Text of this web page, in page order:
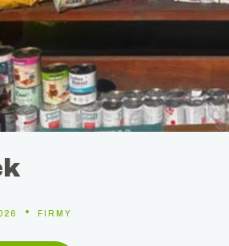
FIRMY